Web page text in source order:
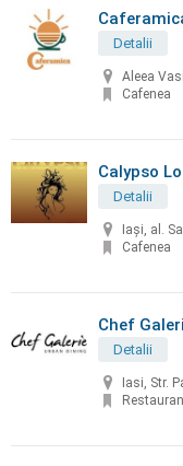
Detalii
Aleea
Cafenea
Calypso
Detalii
Iași, al.
Cafenea
Chef
Detalii
Iasi, Str.